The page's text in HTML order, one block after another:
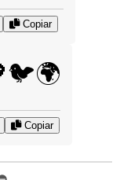
Copiar
Copiar